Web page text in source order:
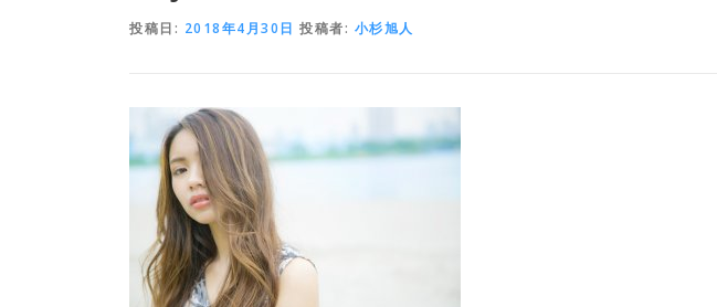
投稿日: 2018年4月30日 投稿者: 小杉旭人